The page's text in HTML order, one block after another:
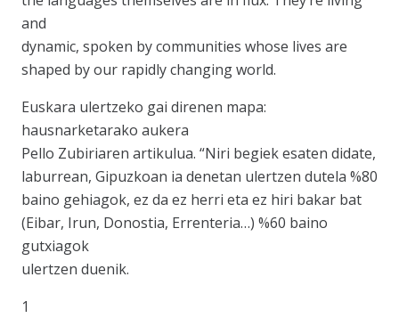
and
dynamic, spoken by communities whose lives are
shaped by our rapidly changing world.
Euskara ulertzeko gai direnen mapa:
hausnarketarako aukera
Pello Zubiriaren artikulua. “Niri begiek esaten didate,
laburrean, Gipuzkoan ia denetan ulertzen dutela %80
baino gehiagok, ez da ez herri eta ez hiri bakar bat
(Eibar, Irun, Donostia, Errenteria…) %60 baino
gutxiagok
ulertzen duenik.
1